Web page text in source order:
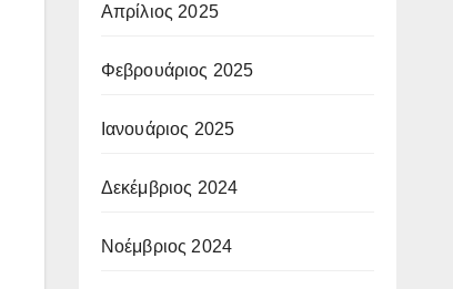
Απρίλιος 2025
Φεβρουάριος 2025
Ιανουάριος 2025
Δεκέμβριος 2024
Νοέμβριος 2024